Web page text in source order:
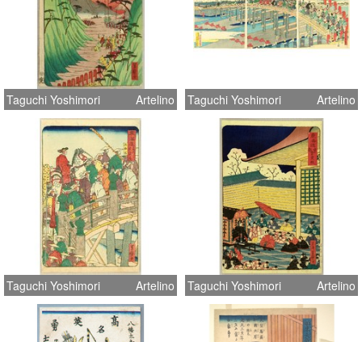
Taguchi Yoshimori Artelino Taguchi Yoshimori Artelino
Taguchi Yoshimori Artelino Taguchi Yoshimori Artelino